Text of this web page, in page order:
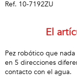
Ref. 10-7192ZU
El
Pez robótico que
en 5 direcciones
contacto con el agua.